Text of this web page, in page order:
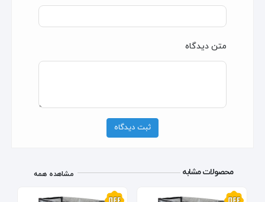
متن دیدگاه
ثبت دیدگاه
مشاهده همه محصولات مشابه